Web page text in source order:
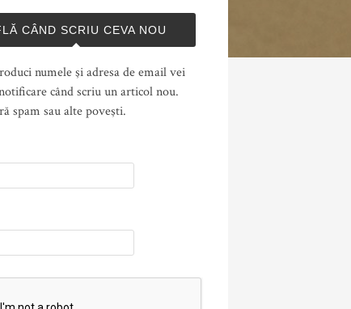
CÂND SCRIU CEVA NOU
numele şi adresa de email vei
când scriu un articol nou.
spam sau alte poveşti.